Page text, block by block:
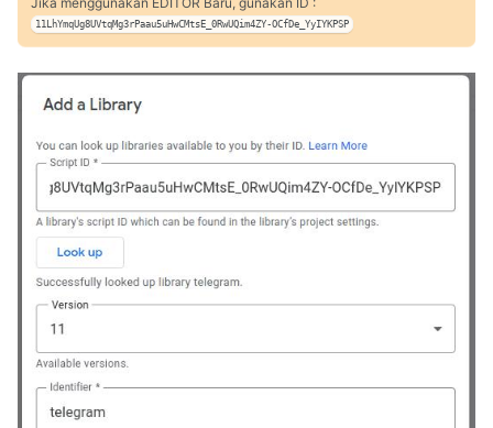
11LhYmqUg8UVtqMg3rPaau5uHwCMtsE_0RwUQim4ZY-OCfDe_YyIYKPSP